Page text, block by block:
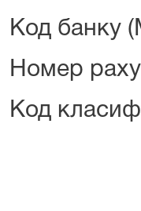
Код банку
Номер
Код